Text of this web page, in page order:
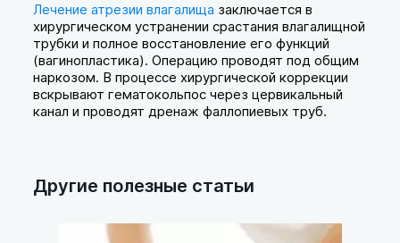
Лечение атрезии влагалища заключается в
хирургическом устранении срастания влагалищной
трубки и полное восстановление его функций
(вагинопластика). Операцию проводят под общим
наркозом. В процессе хирургической коррекции
вскрывают гематокольпос через цервикальный
канал и проводят дренаж фаллопиевых труб.
Другие полезные статьи